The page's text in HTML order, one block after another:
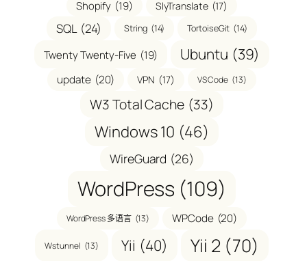
Shopify (19) SlyTranslate (17)
SQL (24) String (14) TortoiseGit (14)
Twenty Twenty-Five (19) Ubuntu (39)
update (20) VPN (17) VS Code (13)
W3 Total Cache (33)
Windows 10 (46)
WireGuard (26)
WordPress (109)
WordPress 多语言 (13) WPCode (20)
Wstunnel (13) Yii (40) Yii 2 (70)